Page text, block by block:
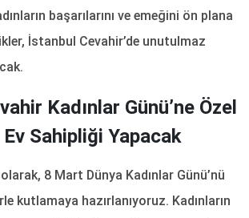
başarılarını ve emeğini ön plana
İstanbul Cevahir’de unutulmaz
Kadınlar Günü’ne Özel
Sahipliği Yapacak
8 Mart Dünya Kadınlar Günü’nü
kutlamaya hazırlanıyoruz. Kadınların